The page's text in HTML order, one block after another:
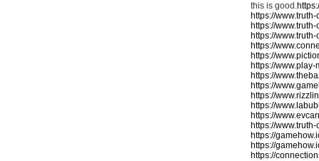
this is good.
https://
https://
https://
https://
https://
https://
https://
https://
https://
https://
https://
https://
https://
https://
https://